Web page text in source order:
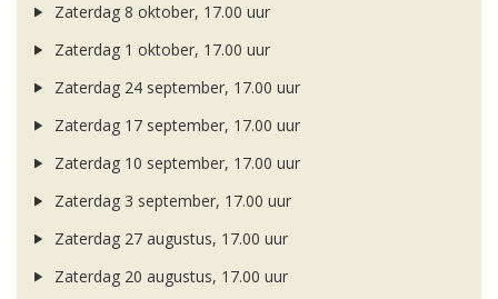
Zaterdag 8 oktober, 17.00 uur
Zaterdag 1 oktober, 17.00 uur
Zaterdag 24 september, 17.00 uur
Zaterdag 17 september, 17.00 uur
Zaterdag 10 september, 17.00 uur
Zaterdag 3 september, 17.00 uur
Zaterdag 27 augustus, 17.00 uur
Zaterdag 20 augustus, 17.00 uur